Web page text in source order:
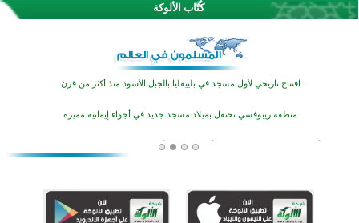
كُتَّاب الألوكة
اختتام منافسات قرآنية متميزة في بنغلاديش بمشاركة 3000 متسابق
افتتاح تاريخي لأول مسجد في بلييفليا بالجبل الأسود منذ أكثر من قرن
منطقة ريبوفسي تحتفل بميلاد مسجد جديد في أجواء إيمانية مميزة
أكبر مشروع إسلامي في ريف أستراليا يفتتح أبوابه بعد سنوات من العمل والعطاء
اختتام الدورة التاسعة لمسابقة حفظ وتلاوة القرآن الكريم في أزناكاييف